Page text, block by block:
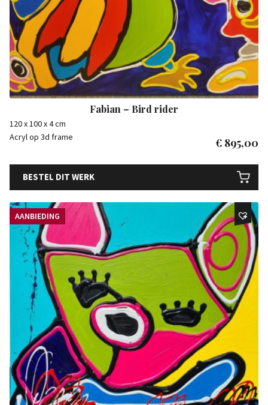
Fabian – Bird rider
120 x 100 x 4 cm
Acryl op 3d frame
€ 895,00
BESTEL DIT WERK
AANBIEDING